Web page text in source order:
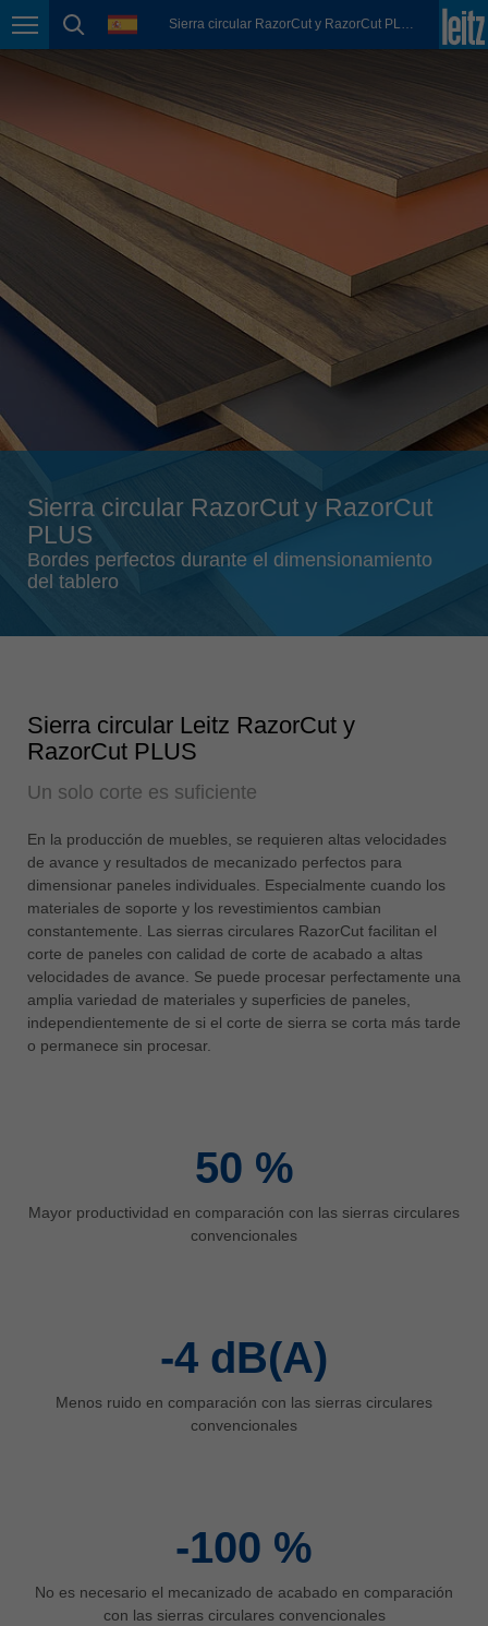
Page navigation
page search
language Sierra circular RazorCut y RazorCut PLUS
México
Nederland
nederlands
deutsch
Polska
polski
Portugal
România
Română
Schweiz
Singapore
Suomi
english
türkçe
USA
english
Việt Nam
tiếng việt
中国
中文
ประเทศไทย
ไทย
Sierra circular RazorCut y RazorCut
PLUS
Bordes perfectos durante el dimensionamiento
del tablero
Sierra circular Leitz RazorCut y
RazorCut PLUS
Un solo corte es suficiente
En la producción de muebles, se requieren altas velocidades
de avance y resultados de mecanizado perfectos para
dimensionar paneles individuales. Especialmente cuando los
materiales de soporte y los revestimientos cambian
constantemente. Las sierras circulares RazorCut facilitan el
corte de paneles con calidad de corte de acabado a altas
velocidades de avance. Se puede procesar perfectamente una
amplia variedad de materiales y superficies de paneles,
independientemente de si el corte de sierra se corta más tarde
o permanece sin procesar.
50 %
Mayor productividad en comparación con las sierras circulares
convencionales
-4 dB(A)
Menos ruido en comparación con las sierras circulares
convencionales
-100 %
No es necesario el mecanizado de acabado en comparación
con las sierras circulares convencionales